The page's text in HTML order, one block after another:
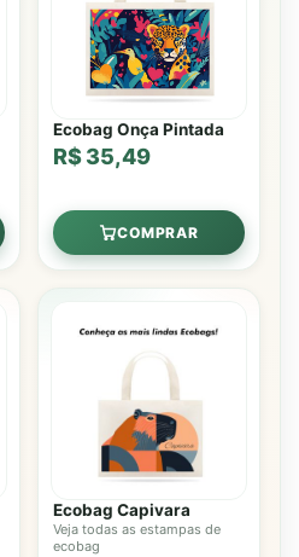
Ecobag Onça Pintada
R$ 35,49
COMPRAR
Ecobag Capivara
Veja todas as estampas de
ecobag